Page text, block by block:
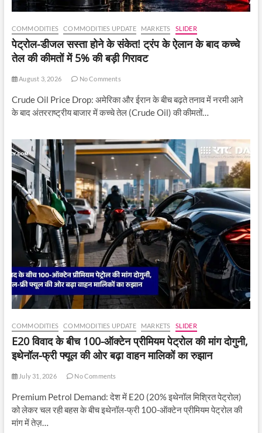
COMMODITIES COMMODITIES UPDATE MARKETS SLIDER
पेट्रोल-डीजल सस्ता होने के संकेत! ट्रंप के ऐलान के बाद कच्चे
तेल की कीमतों में 5% की बड़ी गिरावट
August 3, 2026 No Comments
Crude Oil Price Drop: अमेरिका और ईरान के बीच बढ़ते तनाव में नरमी आने
के बाद अंतरराष्ट्रीय बाजार में कच्चे तेल (Crude Oil) की कीमतों…
COMMODITIES COMMODITIES UPDATE MARKETS SLIDER
E20 विवाद के बीच 100-ऑक्टेन प्रीमियम पेट्रोल की मांग दोगुनी,
इथेनॉल-फ्री फ्यूल की ओर बढ़ा वाहन मालिकों का रुझान
July 31, 2026 No Comments
Premium Petrol Demand: देश में E20 (20% इथेनॉल मिश्रित पेट्रोल)
को लेकर चल रही बहस के बीच इथेनॉल-फ्री 100-ऑक्टेन प्रीमियम पेट्रोल की
मांग में तेज़…